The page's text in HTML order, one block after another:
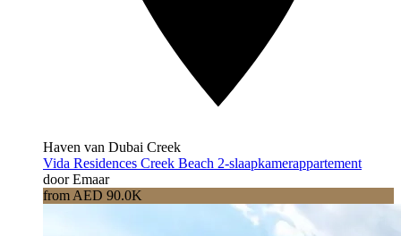
Haven van Dubai Creek
Vida Residences Creek Beach 2-slaapkamerappartement
door Emaar
from AED 90.0K